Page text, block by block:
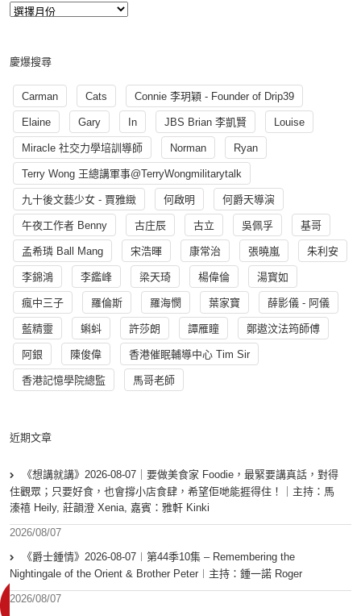
慶爆搜尋
Carman Cats Connie 李玥穎 - Founder of Drip39
Elaine Gary In JBS Brian 李凱賢 Louise
Miracle 社交力學培訓導師 Norman Ryan
Terry Wong 王總講軍事@TerryWongmilitarytalk
九十後文藝少女 - 賈雅緻 何啟明 何爵天導演
午夜工作者 Benny 古庄辰 古立 吳佩孚 基哥
孟希璘 Ball Mang 宋浩暉 康常治 張曉嵐 朱利安
李錦鴻 李鑑峰 梁天琦 楊偉倫 湯寳如
瘋中三子 羅倫斯 羅海憫 葉家寶 薛影儀 - 阿儀
藍精靈 蝌蚪 許莎朗 譚雁瞳 鄭遨汶法筠師傅
阿銀 陳俊偉 香港催眠輔導中心 Tim Sir
香港記憶學院總監 馬哥老師
近期文章
《想講就講》2026-08-07｜要做美食家 Foodie，最緊要講真話，對得
住觀眾；只要好食，也會撐小店食肆，希望佢哋能捱得住！｜主持：馬
溱禧 Heily, 莊韻澄 Xenia, 嘉賓：雅軒 Kinki
2026/08/07
《爵士鍾情》2026-08-07︱第44季10集 – Remembering the
Nightingale of the Orient & Brother Peter︱主持：鍾一諾 Roger
2026/08/07